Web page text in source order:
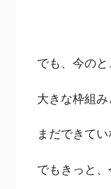
でも、今の
大きな枠組
まだできて
でもきっと、